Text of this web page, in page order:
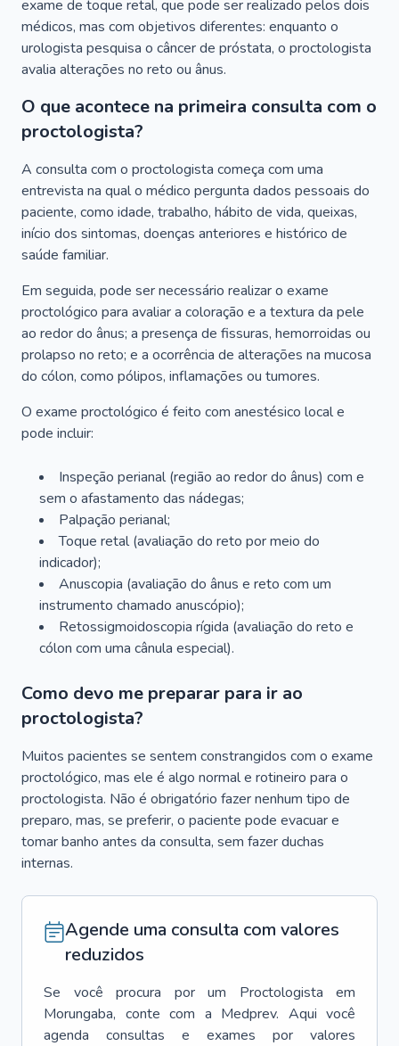
exame de toque retal, que pode ser realizado pelos dois
médicos, mas com objetivos diferentes: enquanto o
urologista pesquisa o câncer de próstata, o proctologista
avalia alterações no reto ou ânus.
O que acontece na primeira consulta com o
proctologista?
A consulta com o proctologista começa com uma
entrevista na qual o médico pergunta dados pessoais do
paciente, como idade, trabalho, hábito de vida, queixas,
início dos sintomas, doenças anteriores e histórico de
saúde familiar.
Em seguida, pode ser necessário realizar o exame
proctológico para avaliar a coloração e a textura da pele
ao redor do ânus; a presença de fissuras, hemorroidas ou
prolapso no reto; e a ocorrência de alterações na mucosa
do cólon, como pólipos, inflamações ou tumores.
O exame proctológico é feito com anestésico local e
pode incluir:
Inspeção perianal (região ao redor do ânus) com e
sem o afastamento das nádegas;
Palpação perianal;
Toque retal (avaliação do reto por meio do
indicador);
Anuscopia (avaliação do ânus e reto com um
instrumento chamado anuscópio);
Retossigmoidoscopia rígida (avaliação do reto e
cólon com uma cânula especial).
Como devo me preparar para ir ao
proctologista?
Muitos pacientes se sentem constrangidos com o exame
proctológico, mas ele é algo normal e rotineiro para o
proctologista. Não é obrigatório fazer nenhum tipo de
preparo, mas, se preferir, o paciente pode evacuar e
tomar banho antes da consulta, sem fazer duchas
internas.
Agende uma consulta com valores
reduzidos
Se você procura por um Proctologista
em
Morungaba, conte com a Medprev. Aqui você
agenda consultas e exames por valores